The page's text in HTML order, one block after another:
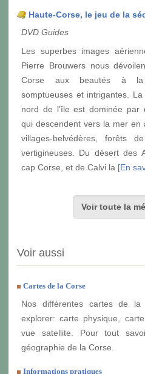
Haute-Corse, le jeu de la
DVD Guides
Les superbes images
Pierre Brouwers nous
Corse aux beautés à
somptueuses et intrigantes. La
nord de l’île est dominée par
qui descendent vers la mer en
villages-belvédères, forêts
vertigineuses. Du désert des
cap Corse, et de Calvi la [En
Voir toute la
Voir aussi
Cartes de la Corse
Nos différentes cartes de
explorer: carte physique,
vue satellite. Pour tout
géographie de la Corse.
Informations pratiques